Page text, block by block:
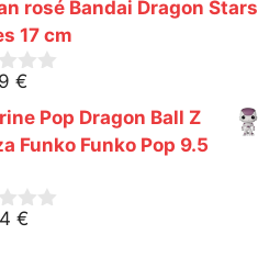
rosé Bandai Dragon Stars
17 cm
€
Pop Dragon Ball Z
Funko Funko Pop 9.5
€